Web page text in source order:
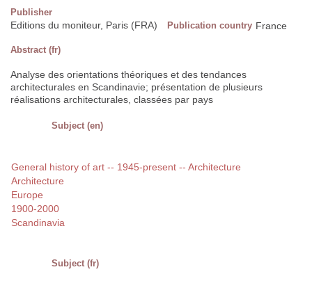
Publisher
Editions du moniteur, Paris (FRA) Publication country France
Abstract (fr)
Analyse des orientations théoriques et des tendances
architecturales en Scandinavie; présentation de plusieurs
réalisations architecturales, classées par pays
Subject (en)
General history of art -- 1945-present -- Architecture
Architecture
Europe
1900-2000
Scandinavia
Subject (fr)